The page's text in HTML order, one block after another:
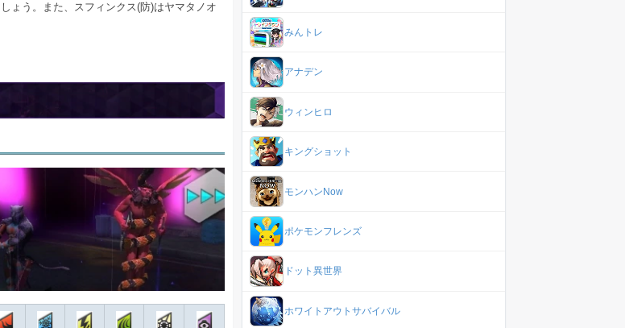
ょう。また、スフィンクス(防)はヤマタノオ
みんトレ
アナデン
ウィンヒロ
キングショット
モンハンNow
ポケモンフレンズ
ドット異世界
ホワイトアウトサバイバル